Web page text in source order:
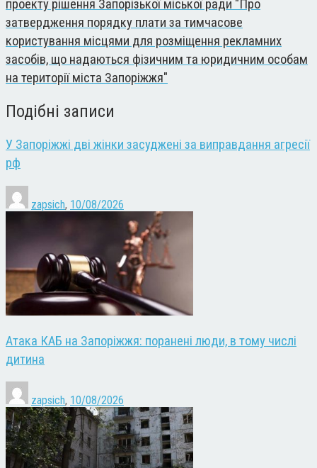
проекту рішення Запорізької міської ради "Про
затвердження порядку плати за тимчасове
користування місцями для розміщення рекламних
засобів, що надаються фізичним та юридичним особам
на території міста Запоріжжя"
Подібні записи
У Запоріжжі дві жінки засуджені за виправдання агресії
рф
zapsich, 10/08/2026
Атака КАБ на Запоріжжя: поранені люди, в тому числі
дитина
zapsich, 10/08/2026